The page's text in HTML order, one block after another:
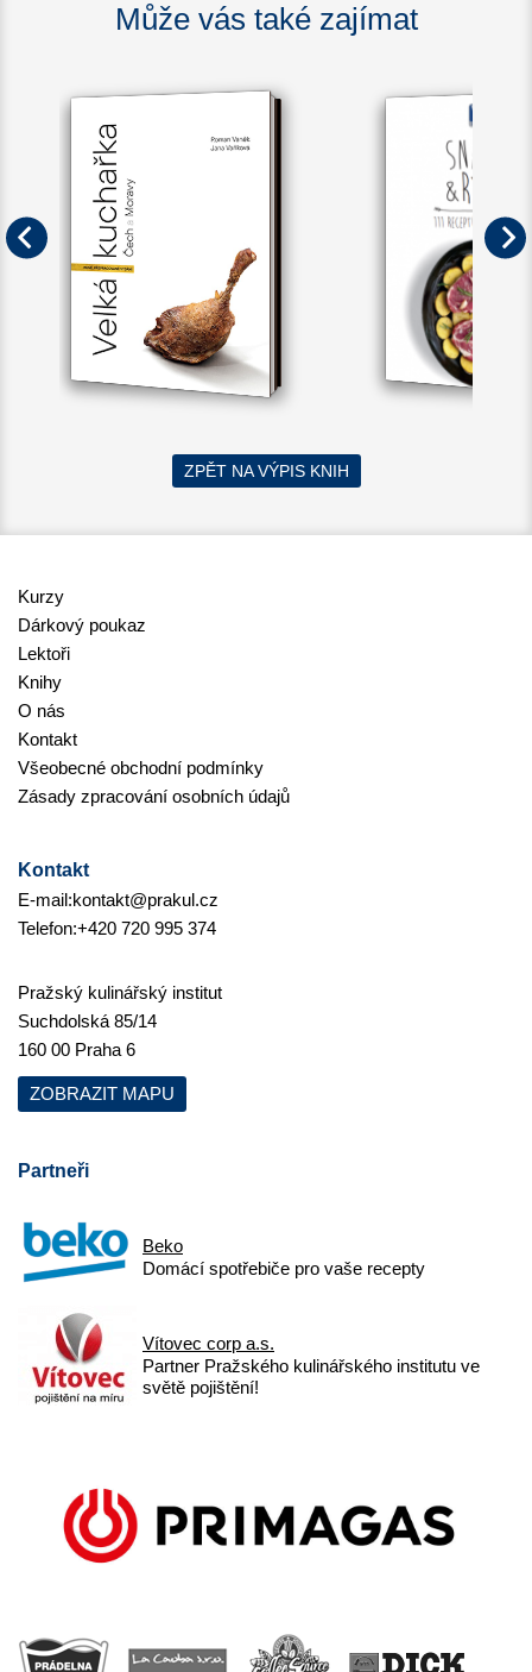
Může vás také zajímat
ZPĚT NA VÝPIS KNIH
Kurzy
Dárkový poukaz
Lektoři
Knihy
O nás
Kontakt
Všeobecné obchodní podmínky
Zásady zpracování osobních údajů
Kontakt
E-mail:kontakt@prakul.cz
Telefon:+420 720 995 374
Pražský kulinářský institut
Suchdolská 85/14
160 00 Praha 6
ZOBRAZIT MAPU
Partneři
Beko
Domácí spotřebiče pro vaše recepty
Vítovec corp a.s.
Partner Pražského kulinářského institutu ve
světě pojištění!